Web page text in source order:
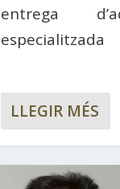
entrega
especialitzada
LLEGIR MÉS